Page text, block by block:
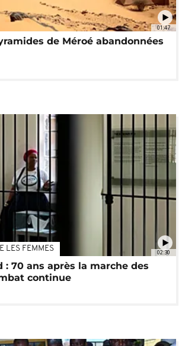
01:47
de Méroé abandonnées
02:30
LES FEMMES
: 70 ans après la marche des
continue